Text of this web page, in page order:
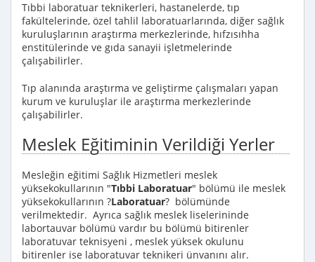
Tıbbi laboratuar teknikerleri, hastanelerde, tıp
fakültelerinde, özel tahlil laboratuarlarında, diğer sağlık
kuruluşlarının araştırma merkezlerinde, hıfzısıhha
enstitülerinde ve gıda sanayii işletmelerinde
çalışabilirler.
Tıp alanında araştırma ve geliştirme çalışmaları yapan
kurum ve kuruluşlar ile araştırma merkezlerinde
çalışabilirler.
Meslek Eğitiminin Verildiği Yerler
Mesleğin eğitimi Sağlık Hizmetleri meslek
yüksekokullarının "Tıbbi Laboratuar" bölümü ile meslek
yüksekokullarının ?Laboratuar? bölümünde
verilmektedir. Ayrıca sağlık meslek liselerininde
labortauvar bölümü vardır bu bölümü bitirenler
laboratuvar teknisyeni , meslek yüksek okulunu
bitirenler ise laboratuvar teknikeri ünvanını alır.